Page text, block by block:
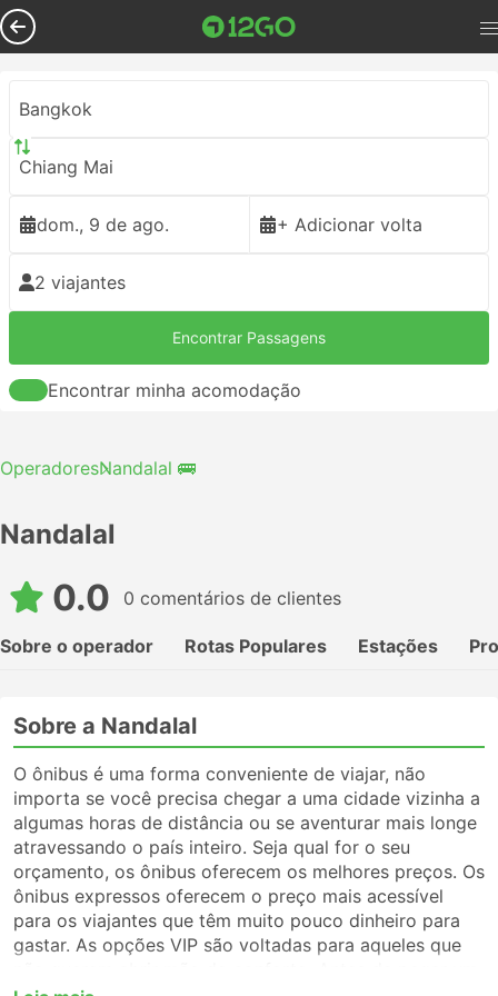
Bangkok
Chiang Mai
dom., 9 de ago. + Adicionar volta
2 viajantes
Encontrar Passagens
Encontrar minha acomodação
OperadoresNandalal 🚌
Nandalal
0.0 0 comentários de clientes
Sobre o operador Rotas Populares Estações
Sobre a Nandalal
O ônibus é uma forma conveniente de viajar, não
importa se você precisa chegar a uma cidade vizinha a
algumas horas de distância ou se aventurar mais longe
atravessando o país inteiro. Seja qual for o seu
orçamento, os ônibus oferecem os melhores preços. Os
ônibus expressos oferecem o preço mais acessível
para os viajantes que têm muito pouco dinheiro para
gastar. As opções VIP são voltadas para aqueles que